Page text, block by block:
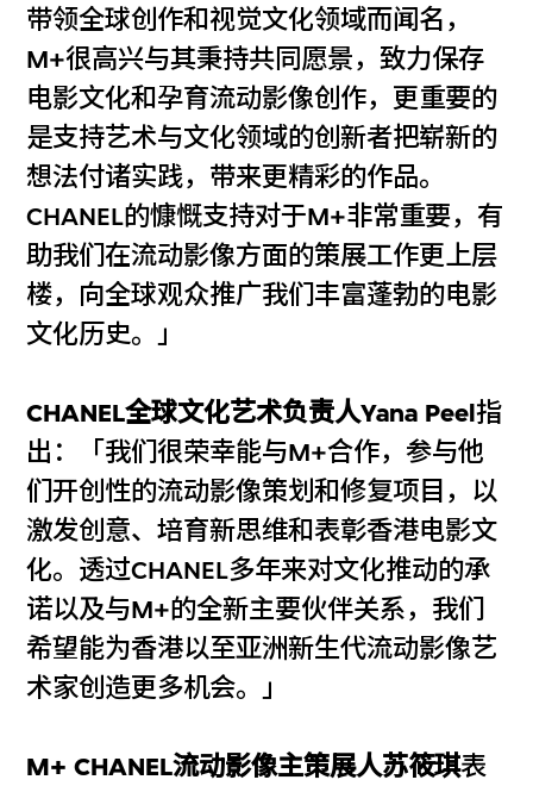
带领全球创作和视觉文化领域而闻名，
M+很高兴与其秉持共同愿景，致力保存
电影文化和孕育流动影像创作，更重要的
是支持艺术与文化领域的创新者把崭新的
想法付诸实践，带来更精彩的作品。
CHANEL的慷慨支持对于M+非常重要，有
助我们在流动影像方面的策展工作更上层
楼，向全球观众推广我们丰富蓬勃的电影
文化历史。」
CHANEL全球文化艺术负责人Yana Peel指
出：「我们很荣幸能与M+合作，参与他
们开创性的流动影像策划和修复项目，以
激发创意、培育新思维和表彰香港电影文
化。透过CHANEL多年来对文化推动的承
诺以及与M+的全新主要伙伴关系，我们
希望能为香港以至亚洲新生代流动影像艺
术家创造更多机会。」
M+ CHANEL流动影像主策展人苏筱琪表